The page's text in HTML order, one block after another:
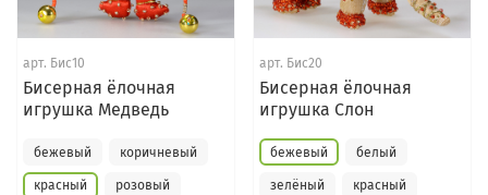
арт. Бис10
Бисерная ёлочная
игрушка Медведь
бежевый коричневый
красный розовый
арт. Бис20
Бисерная ёлочная
игрушка Слон
бежевый белый
зелёный красный